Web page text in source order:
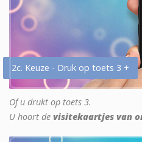
2c. Keuze - Druk op toets 3 +
Of u drukt op toets 3.
U hoort de visitekaartjes van